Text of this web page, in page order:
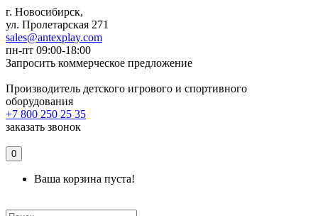
г. Новосибирск,
ул. Пролетарская 271
sales@antexplay.com
пн-пт 09:00-18:00
Запросить коммерческое предложение
Производитель детского игрового и спортивного
оборудования
+7 800 250 25 35
заказать звонок
0
Ваша корзина пуста!